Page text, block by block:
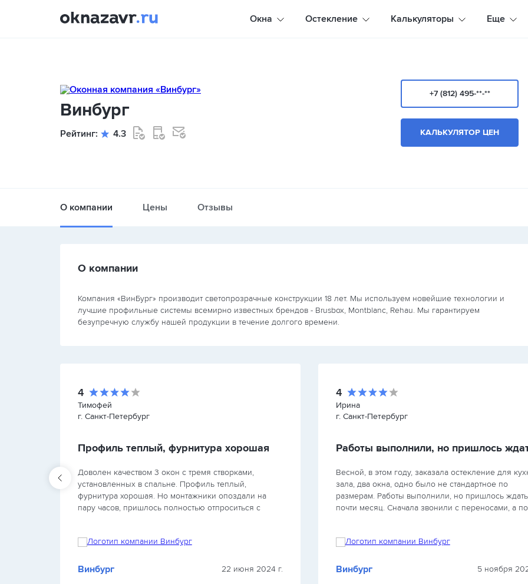
Окна Остекление Калькуляторы Еще
Винбург
Рейтинг: 4.3
+7 (812) 495-**-**
КАЛЬКУЛЯТОР ЦЕН
О компании Цены Отзывы
О компании
Компания «ВинБург» производит светопрозрачные конструкции 18 лет. Мы используем новейшие технологии и
лучшие профильные системы всемирно известных брендов - Brusbox, Montblanc, Rehau. Мы гарантируем
безупречную службу нашей продукции в течение долгого времени.
4
Тимофей
г. Санкт-Петербург
Профиль теплый, фурнитура хорошая
Доволен качеством 3 окон с тремя створками,
установленных в спальне. Профиль теплый,
фурнитура хорошая. Но монтажники опоздали на
пару часов, пришлось полностью отпроситься с
Винбург 22 июня 2024 г.
4
Ирина
г. Санкт-Петербург
Весной, в этом году, заказала остекление для
зала, два окна, одно было не стандартное по
размерам. Работы выполнили, но пришлось ждать
почти месяц. Сначала звонили с переносами, а
Винбург 5 ноября